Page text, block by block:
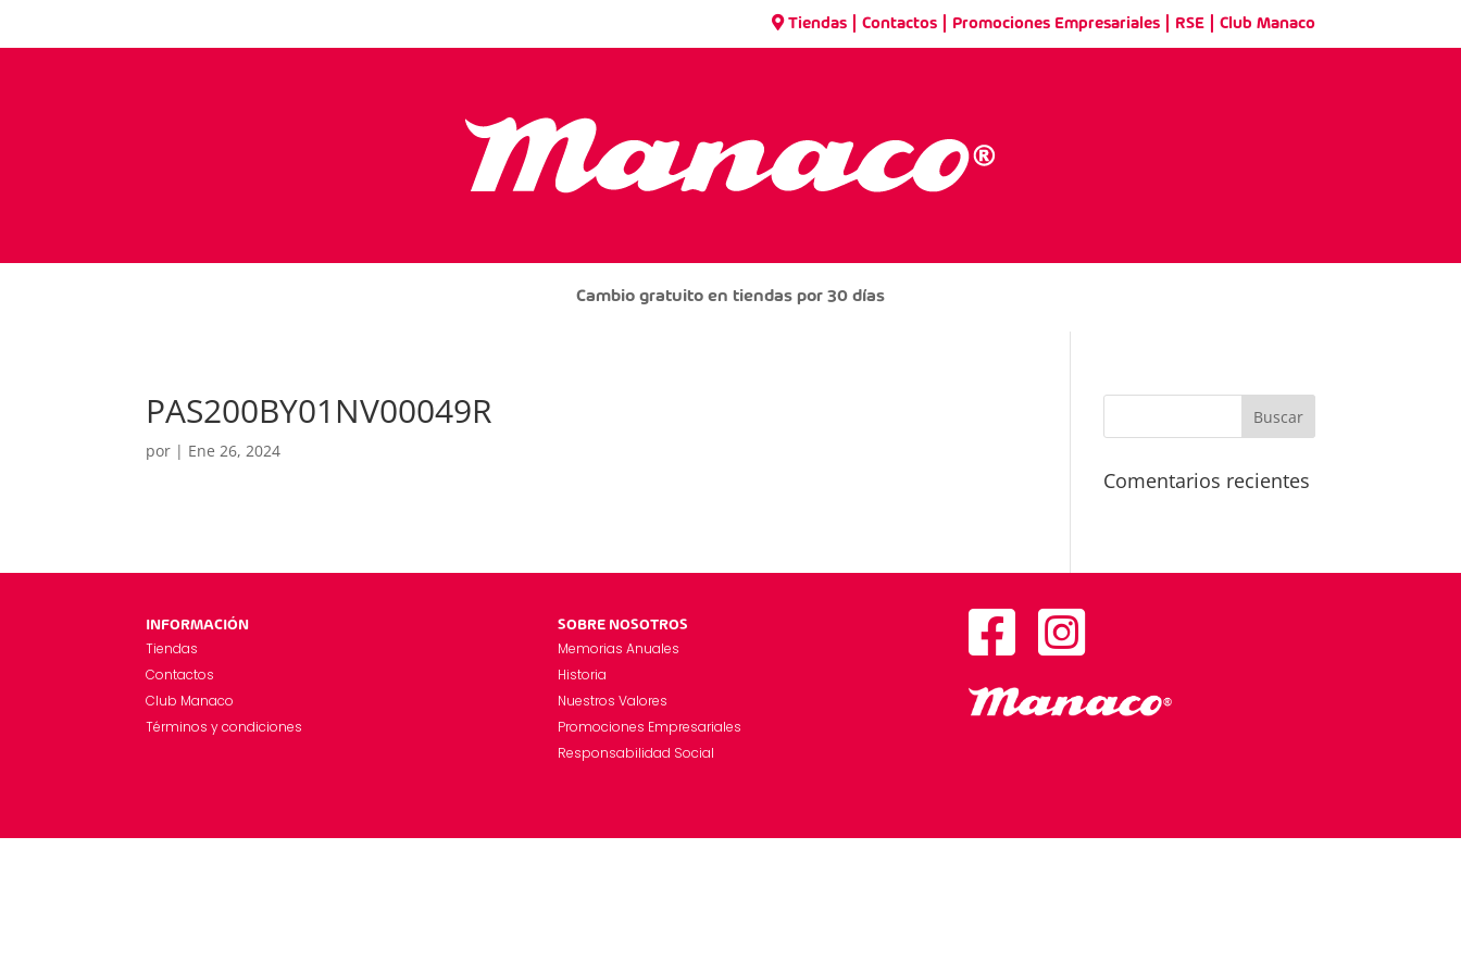
Tiendas| Contactos| Promociones Empresariales| RSE| Club Manaco
Cambio gratuito en tiendas por 30 días
PAS200BY01NV00049R
por | Ene 26, 2024
Comentarios recientes
INFORMACIÓN
Tiendas
Contactos
Club Manaco
Términos y condiciones
SOBRE NOSOTROS
Memorias Anuales
Historia
Nuestros Valores
Promociones Empresariales
Responsabilidad Social